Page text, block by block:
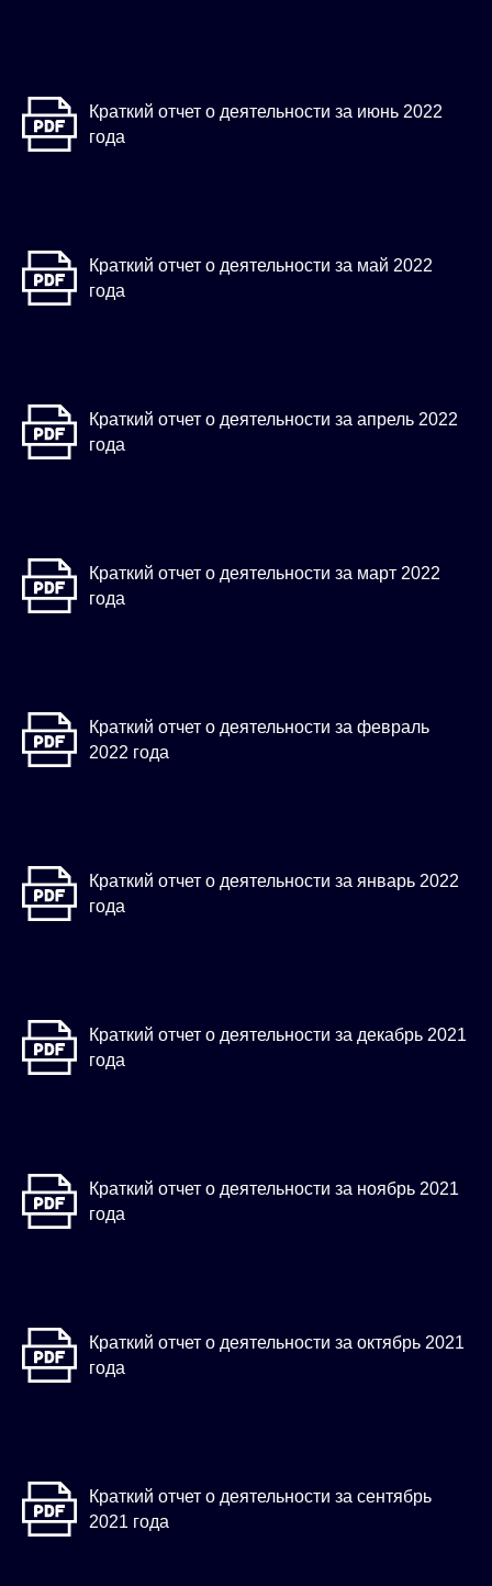
Краткий отчет о деятельности за июнь 2022
года
Краткий отчет о деятельности за май 2022
года
Краткий отчет о деятельности за апрель 2022
года
Краткий отчет о деятельности за март 2022
года
Краткий отчет о деятельности за февраль
2022 года
Краткий отчет о деятельности за январь 2022
года
Краткий отчет о деятельности за декабрь 2021
года
Краткий отчет о деятельности за ноябрь 2021
года
Краткий отчет о деятельности за октябрь 2021
года
Краткий отчет о деятельности за сентябрь
2021 года